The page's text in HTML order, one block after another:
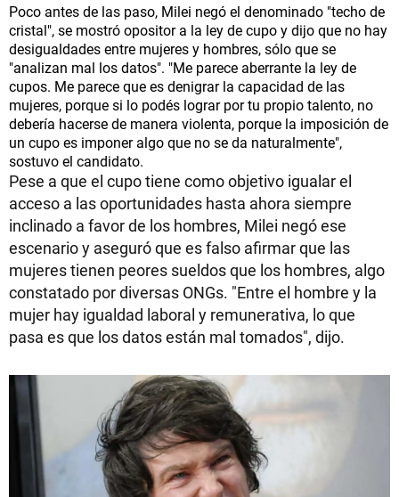
Poco antes de las paso, Milei negó el denominado "techo de
cristal", se mostró opositor a la ley de cupo y dijo que no hay
desigualdades entre mujeres y hombres, sólo que se
"analizan mal los datos". "Me parece aberrante la ley de
cupos. Me parece que es denigrar la capacidad de las
mujeres, porque si lo podés lograr por tu propio talento, no
debería hacerse de manera violenta, porque la imposición de
un cupo es imponer algo que no se da naturalmente",
sostuvo el candidato.
Pese a que el cupo tiene como objetivo igualar el
acceso a las oportunidades hasta ahora siempre
inclinado a favor de los hombres, Milei negó ese
escenario y aseguró que es falso afirmar que las
mujeres tienen peores sueldos que los hombres, algo
constatado por diversas ONGs. "Entre el hombre y la
mujer hay igualdad laboral y remunerativa, lo que
pasa es que los datos están mal tomados", dijo.